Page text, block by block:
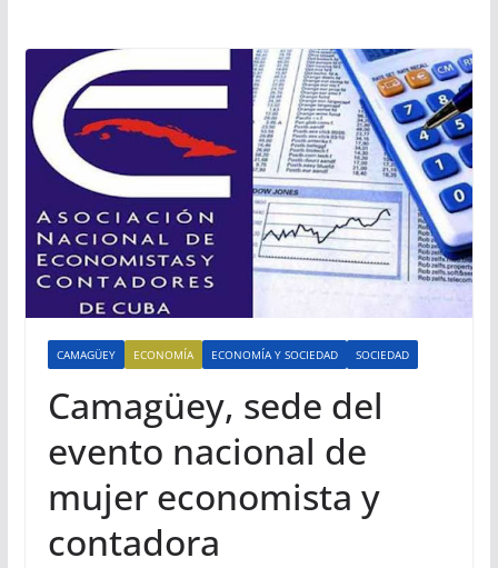
CAMAGÜEY ECONOMÍA ECONOMÍA Y SOCIEDAD SOCIEDAD
Camagüey, sede del
evento nacional de
mujer economista y
contadora